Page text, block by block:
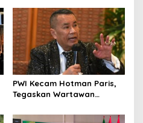
PWI Kecam Hotman Paris,
Tegaskan Wartawan